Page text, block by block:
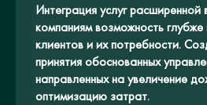
Интеграция услуг
компаниям возможность глубже
клиентов и их потребности.
принятия обоснованных
направленных на увеличение
оптимизацию затрат.